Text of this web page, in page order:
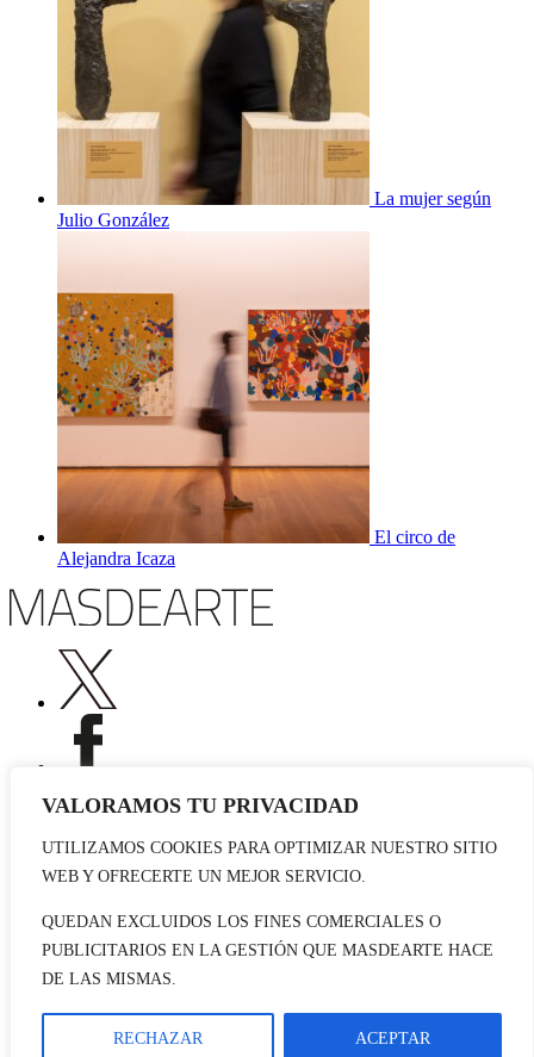
VALORAMOS TU PRIVACIDAD
UTILIZAMOS COOKIES PARA OPTIMIZAR NUESTRO SITIO
WEB Y OFRECERTE UN MEJOR SERVICIO.
QUEDAN EXCLUIDOS LOS FINES COMERCIALES O
PUBLICITARIOS EN LA GESTIÓN QUE MASDEARTE HACE
DE LAS MISMAS.
RECHAZAR ACEPTAR
La mujer según
Julio González
El circo de
Alejandra Icaza
Publicidad
Contacto
© 2026 masdearte. Información de exposiciones, museos y artistas
Política de cookies
Política de Privacidad